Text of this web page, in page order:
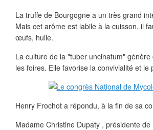
La truffe de Bourgogne a un très grand
Mais cet arôme est labile à la cuisson, il
œufs, huile.
La culture de la "tuber uncinatum"
les foires. Elle favorise la convivialité et le
Henry Frochot a répondu, à la fin de sa
Madame Christine Dupaty , présidente